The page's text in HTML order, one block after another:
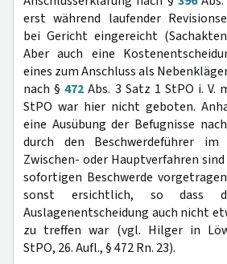
erst während laufender
bei Gericht eingereicht
Aber auch eine
eines zum Anschluss als
nach §472 Abs. 3 Satz 1 StPO i. V.
StPO war hier nicht geboten.
eine Ausübung der Befugnisse
durch den Beschwerdeführer im
Zwischen- oder Hauptverfahren
sofortigen Beschwerde
sonst ersichtlich, so dass
Auslagenentscheidung auch nicht
zu treffen war (vgl. Hilger in
StPO, 26. Aufl., § 472 Rn. 23).